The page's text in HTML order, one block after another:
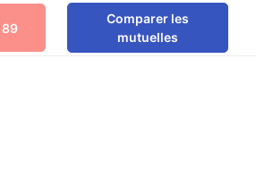
89
Comparer les
mutuelles
les mutuelles